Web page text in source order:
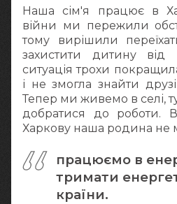
Наша сім'я працює в
війни ми пережили
тому вирішили
захистити дитину від
ситуація трохи
і не змогла знайти
Тепер ми живемо в селі,
добратися до роботи.
Харкову наша родина не
працюємо в
тримати
країни.